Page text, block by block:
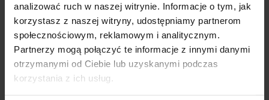
analizować ruch w naszej witrynie. Informacje o tym, jak
korzystasz z naszej witryny, udostępniamy partnerom
społecznościowym, reklamowym i analitycznym.
Partnerzy mogą połączyć te informacje z innymi danymi
otrzymanymi od Ciebie lub uzyskanymi podczas
korzystania z ich usług.
8 mm 10 mm